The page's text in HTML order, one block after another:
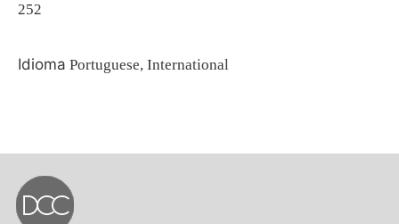
252
Idioma Portuguese, International